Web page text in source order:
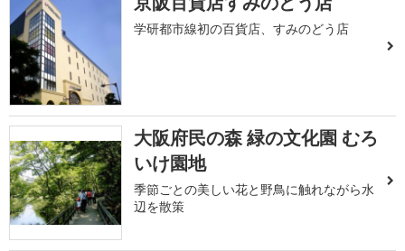
学研都市線初の百貨店、すみのどう店
大阪府民の森 緑の文化園 むろ
いけ園地
季節ごとの美しい花と野鳥に触れながら水
辺を散策